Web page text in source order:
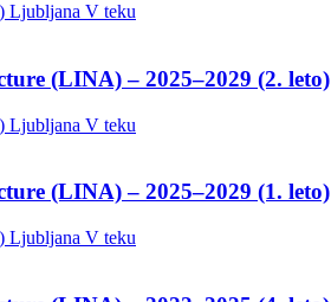
Ljubljana V teku
(LINA) – 2025–2029 (2. leto)
Ljubljana V teku
(LINA) – 2025–2029 (1. leto)
Ljubljana V teku